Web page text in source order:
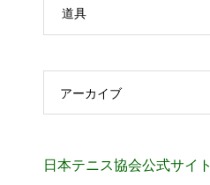
道具
アーカイブ
日本テニス協会公式サイト